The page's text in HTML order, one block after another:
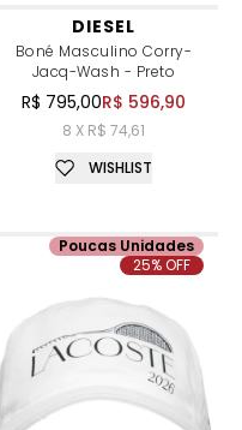
DIESEL
Boné Masculino Corry-
Jacq-Wash - Preto
R$ 795,00R$ 596,90
8 X R$ 74,61
WISHLIST
Poucas Unidades
25% OFF